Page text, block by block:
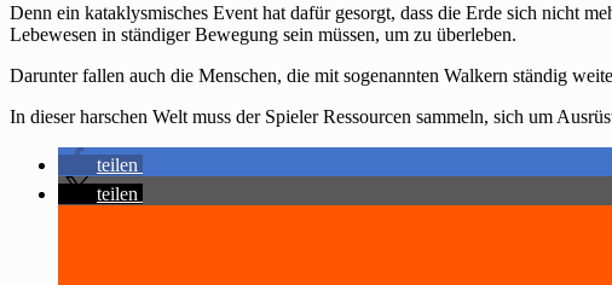
Denn ein kataklysmisches Event hat dafür gesorgt, dass die Erde sich nicht
Lebewesen in ständiger Bewegung sein müssen, um zu überleben.
Darunter fallen auch die Menschen, die mit sogenannten Walkern ständig
In dieser harschen Welt muss der Spieler Ressourcen sammeln, sich um
teilen
teilen